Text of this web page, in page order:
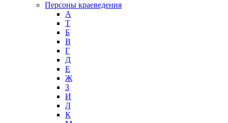
Персоны краеведения
А
T
Б
В
Г
Д
Е
Ж
З
И
Л
К